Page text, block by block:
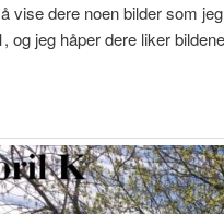
vise dere noen bilder som
og jeg håper dere liker